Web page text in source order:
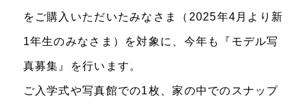
をご購入いただいたみなさま（2025年4月より新
1年生のみなさま）を対象に、今年も『モデル写
真募集』を行います。
ご入学式や写真館での1枚、家の中でのスナップ